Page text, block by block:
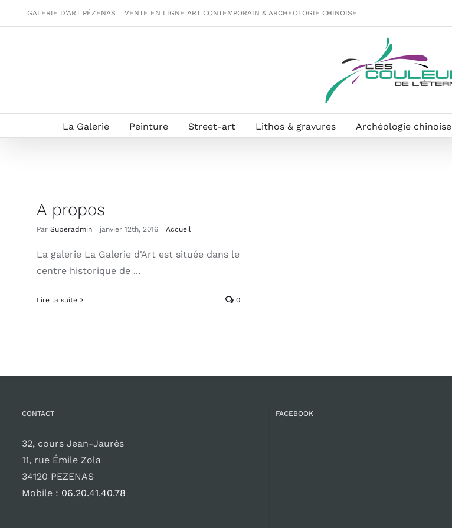
au
GALERIE D'ART PÉZENAS | VENTE EN LIGNE ART CONTEMPORAIN & ARCHEOLOGIE CHINOISE
La Galerie Peinture Street-art Lithos & gravures Archéologie chinoise
A propos
Par Superadmin | janvier 12th, 2016 | Accueil
La galerie La Galerie d'Art est située dans le
centre historique de ...
Lire la suite 0
CONTACT
32, cours Jean-Jaurès
11, rue Émile Zola
34120 PEZENAS
Mobile : 06.20.41.40.78
FACEBOOK